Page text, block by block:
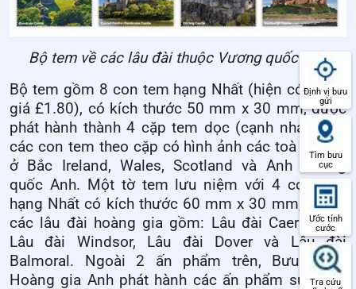
Bộ tem về các lâu đài thuộc Vương quốc Anh
Bộ tem gồm 8 con tem hạng Nhất (hiện có mệnh
giá £1.80), có kích thước 50 mm x 30 mm, được
phát hành thành 4 cặp tem dọc (cạnh nhau), với
các con tem theo cặp có hình ảnh các toà lâu đài
ở Bắc Ireland, Wales, Scotland và Anh Vương
quốc Anh. Một tờ tem lưu niệm với 4 con tem
hạng Nhất có kích thước 60 mm x 30 mm, mô tả
các lâu đài hoàng gia gồm: Lâu đài Caernarfon,
Lâu đài Windsor, Lâu đài Dover và Lâu đài
Balmoral. Ngoài 2 ấn phẩm trên, Bưu chính
Hoàng gia Anh phát hành các ấn phẩm sưu tầm
Định vị bưu
gửi
Tìm bưu
cục
Ước tính
cước
Tra cứu